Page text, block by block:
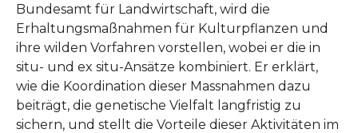
Bundesamt für Landwirtschaft, wird die
Erhaltungsmaßnahmen für Kulturpflanzen und
ihre wilden Vorfahren vorstellen, wobei er die in
situ- und ex situ-Ansätze kombiniert. Er erklärt,
wie die Koordination dieser Massnahmen dazu
beiträgt, die genetische Vielfalt langfristig zu
sichern, und stellt die Vorteile dieser Aktivitäten im